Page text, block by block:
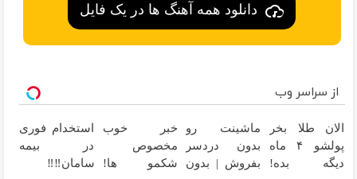
دانلود همه آهنگ ها در یک فایل
از سراسر وب
الان طلا بخر
پولشو ۴ ماه
دیگه بده!
ماشینت رو
بدون دردسر
بفروش | بدون
خبر خوب
مخصوص
شکمو ها!
استخدام فوری
در بیمه
سامان‼️‼️